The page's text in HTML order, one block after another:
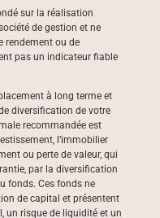
sur la réalisation
de gestion et ne
rendement ou de
pas un indicateur fiable
à long terme et
diversification de votre
recommandée est
l’immobilier
ou perte de valeur, qui
par la diversification
fonds. Ces fonds ne
de capital et présentent
un risque de liquidité et un